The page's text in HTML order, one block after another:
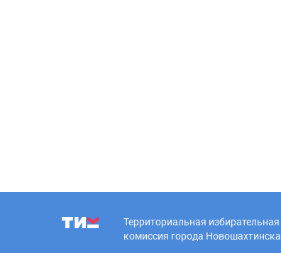
Территориальная избирательная
комиссия города Новошахтинска